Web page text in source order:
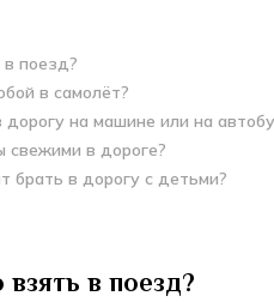
поезд?
в самолёт?
на машине или на
свежими в дороге?
брать в дорогу с детьми?
в поезд?